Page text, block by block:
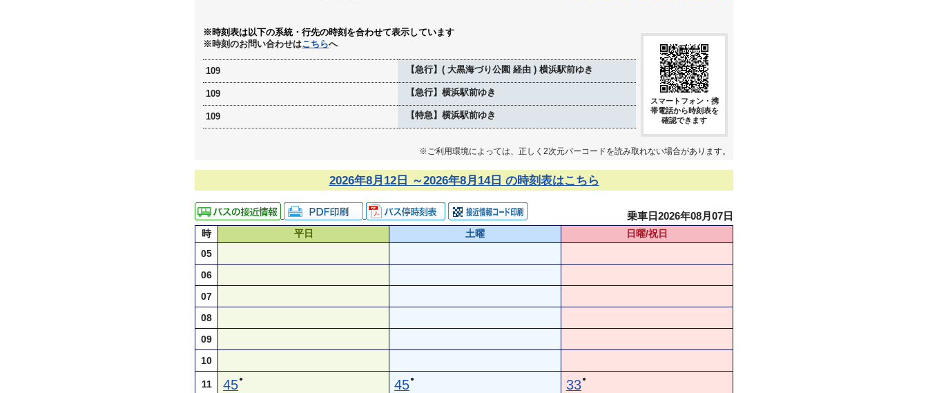
※時刻表は以下の系統・行先の時刻を合わせて表示しています
※時刻のお問い合わせはこちらへ
109 【急行】( 大黒海づり公園 経由 ) 横浜駅前ゆき
109 【急行】横浜駅前ゆき
109 【特急】横浜駅前ゆき
スマートフォン・携
帯電話から時刻表を
確認できます
※ご利用環境によっては、正しく2次元バーコードを読み取れない場合があります。
2026年8月12日 ～2026年8月14日 の時刻表はこちら
乗車日2026年08月07日
時 平日 土曜
日曜/祝日
05
06
07
08
09
10
11 45● 45● 33●